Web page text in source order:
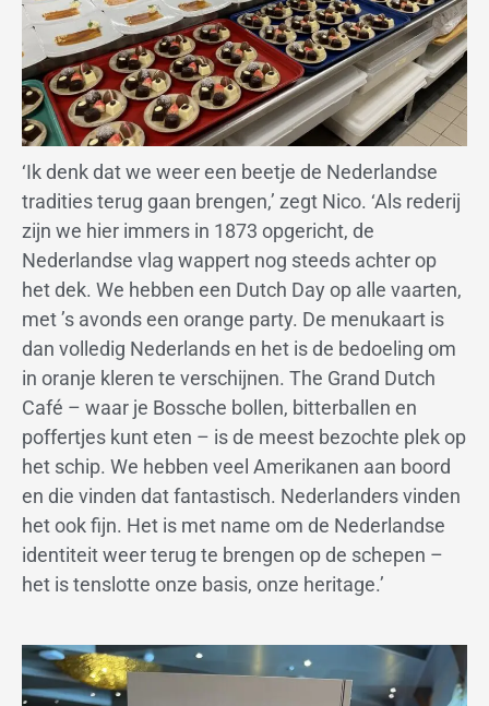
‘Ik denk dat we weer een beetje de Nederlandse
tradities terug gaan brengen,’ zegt Nico. ‘Als rederij
zijn we hier immers in 1873 opgericht, de
Nederlandse vlag wappert nog steeds achter op
het dek. We hebben een Dutch Day op alle vaarten,
met ’s avonds een orange party. De menukaart is
dan volledig Nederlands en het is de bedoeling om
in oranje kleren te verschijnen. The Grand Dutch
Café – waar je Bossche bollen, bitterballen en
poffertjes kunt eten – is de meest bezochte plek op
het schip. We hebben veel Amerikanen aan boord
en die vinden dat fantastisch. Nederlanders vinden
het ook fijn. Het is met name om de Nederlandse
identiteit weer terug te brengen op de schepen –
het is tenslotte onze basis, onze heritage.’